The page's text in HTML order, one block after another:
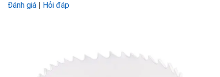
Đánh giá | Hỏi đáp